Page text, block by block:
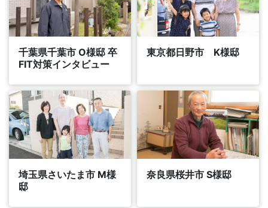
千葉県千葉市 O様邸 卒
FIT対策インタビュー
東京都日野市 K様邸
埼玉県さいたま市 M様
邸
奈良県桜井市 S様邸